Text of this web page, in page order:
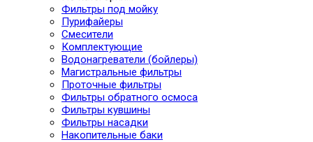
Фильтры под мойку
Пурифайеры
Смесители
Комплектующие
Водонагреватели (бойлеры)
Магистральные фильтры
Проточные фильтры
Фильтры обратного осмоса
Фильтры кувшины
Фильтры насадки
Накопительные баки